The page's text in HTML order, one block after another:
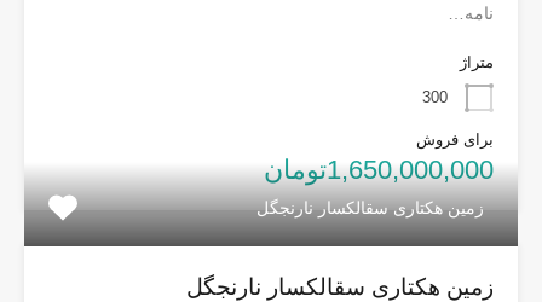
نامه…
متراژ
300
برای فروش
1,650,000,000تومان
زمین هکتاری سقالکسار نارنجگل
زمین هکتاری سقالکسار نارنجگل